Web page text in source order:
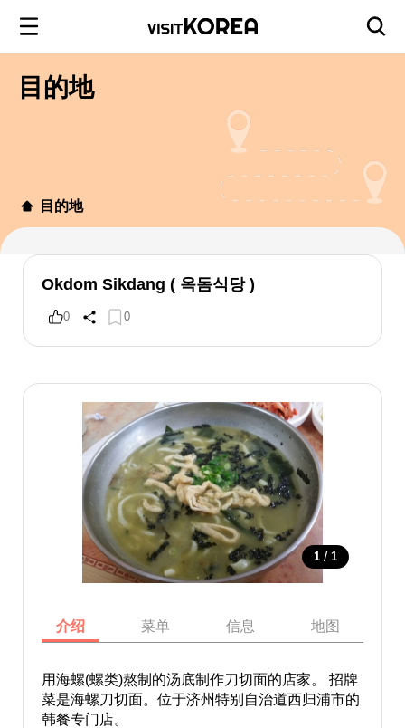
目的地
目的地
Okdom Sikdang ( 옥돔식당 )
0 0
1 / 1
介绍 菜单 信息 地图
用海螺(螺类)熬制的汤底制作刀切面的店家。 招牌
菜是海螺刀切面。位于济州特别自治道西归浦市的
韩餐专门店。